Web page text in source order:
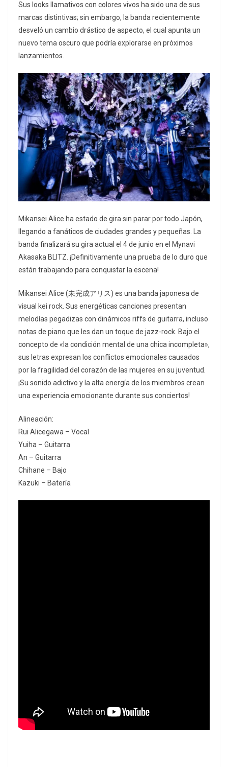
Sus looks llamativos con colores vivos ha sido una de sus
marcas distintivas; sin embargo, la banda recientemente
desveló un cambio drástico de aspecto, el cual apunta un
nuevo tema oscuro que podría explorarse en próximos
lanzamientos.
Mikansei Alice ha estado de gira sin parar por todo Japón,
llegando a fanáticos de ciudades grandes y pequeñas. La
banda finalizará su gira actual el 4 de junio en el Mynavi
Akasaka BLITZ. ¡Definitivamente una prueba de lo duro que
están trabajando para conquistar la escena!
Mikansei Alice (未完成アリス) es una banda japonesa de
visual kei rock. Sus energéticas canciones presentan
melodías pegadizas con dinámicos riffs de guitarra, incluso
notas de piano que les dan un toque de jazz-rock. Bajo el
concepto de «la condición mental de una chica incompleta»,
sus letras expresan los conflictos emocionales causados
por la fragilidad del corazón de las mujeres en su juventud.
¡Su sonido adictivo y la alta energía de los miembros crean
una experiencia emocionante durante sus conciertos!
Alineación:
Rui Alicegawa – Vocal
Yuiha – Guitarra
An – Guitarra
Chihane – Bajo
Kazuki – Batería